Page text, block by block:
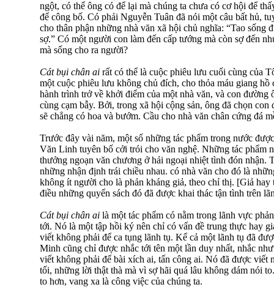
ngột, có thể ông có để lại mà chúng ta chưa có cơ hội để
để công bố. Có phải Nguyễn Tuân đã nói một câu bất hủ,
cho thân phận những nhà văn xã hội chủ nghĩa: “Tao sống
sợ.” Có một người con làm đến cấp tướng mà còn sợ đến
mà sống cho ra người?
Cát bụi chân ai rất có thể là cuộc phiêu lưu cuối cùng của
một cuộc phiêu lưu không chủ đích, cho thỏa máu giang
hành trình trở về khởi điểm của một nhà văn, và con đường
cùng cạm bẫy. Bởi, trong xã hội cộng sản, ông đã chọn
sẽ chẳng có hoa và bướm. Cầu cho nhà văn chân cứng đá
Trước đây vài năm, một số những tác phẩm trong nước
Văn Linh tuyên bố cởi trói cho văn nghệ. Những tác phẩm
thưởng ngoạn văn chương ở hải ngoại nhiệt tình đón nhận.
những nhận định trái chiều nhau. có nhà văn cho đó là
không ít người cho là phản kháng giả, theo chỉ thị. [Giả hay
điều những quyển sách đó đã được khai thác tận tình trên
Cát bụi chân ai là một tác phẩm có nằm trong lãnh vực
tới. Nó là một tập hồi ký nên chỉ có vấn đề trung thực hay
viết không phải để ca tụng lãnh tụ. Kể cả một lãnh tụ đã
Minh cũng chỉ được nhắc tới tên một lần duy nhất, nhắc
viết không phải để bài xích ai, tấn công ai. Nó đã được viết
tối, những lời thật thà mà vì sợ hãi quá lâu không dám nói
to hơn, vang xa là công việc của chúng ta.